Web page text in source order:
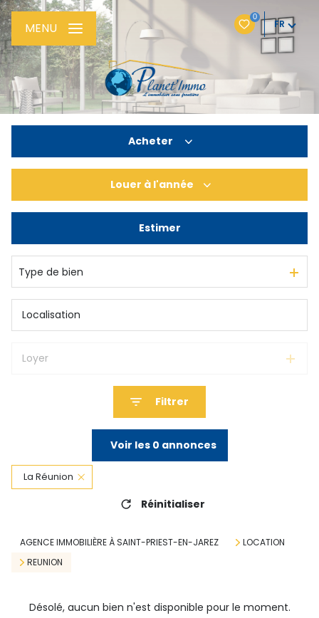
0
FR
MENU
Acheter
De l'immo pro
Louer à l'année
Estimer
Type de bien
Loyer
Filtrer
Voir les 0 annonces
La Réunion
Réinitialiser
AGENCE IMMOBILIÈRE À SAINT-PRIEST-EN-JAREZ
LOCATION
REUNION
Désolé, aucun bien n'est disponible pour le moment.